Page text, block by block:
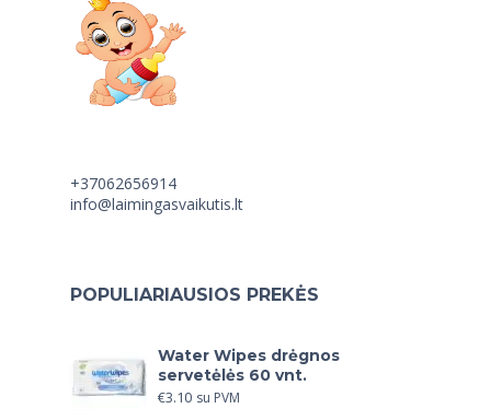
+37062656914
info@laimingasvaikutis.lt
POPULIARIAUSIOS PREKĖS
Water Wipes drėgnos
servetėlės 60 vnt.
€3.10 su PVM